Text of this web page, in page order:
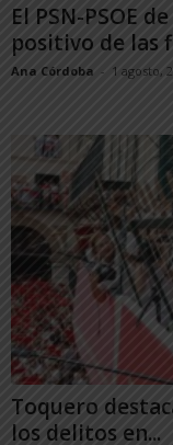
El PSN-PSOE
positivo de las
Ana Córdoba - 1 agosto,
Toquero
los delitos en...